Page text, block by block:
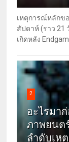
เหตุการณ์หลักขอ
สัปดาห์ (ราว 21
เกิดหลัง
2
อะไรมา
ภาพยนต
ลำดับเห